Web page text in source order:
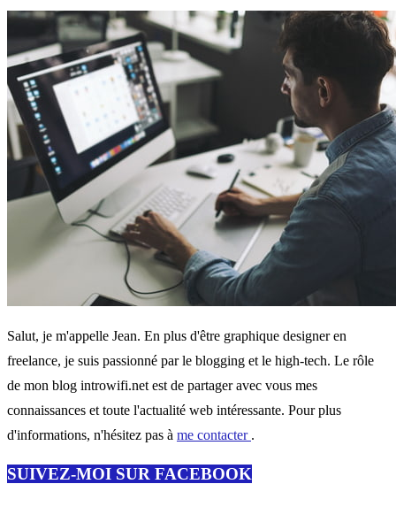
Salut, je m'appelle Jean. En plus d'être graphique designer en
freelance, je suis passionné par le blogging et le high-tech. Le rôle
de mon blog introwifi.net est de partager avec vous mes
connaissances et toute l'actualité web intéressante. Pour plus
d'informations, n'hésitez pas à me contacter .
SUIVEZ-MOI SUR FACEBOOK